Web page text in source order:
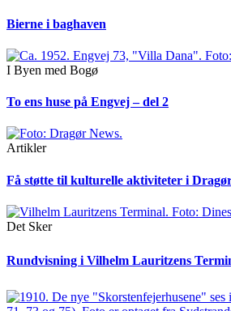
Bierne i baghaven
I Byen med Bogø
To ens huse på Engvej – del 2
Artikler
Få støtte til kulturelle aktiviteter i
Det Sker
Rundvisning i Vilhelm Lauritzens